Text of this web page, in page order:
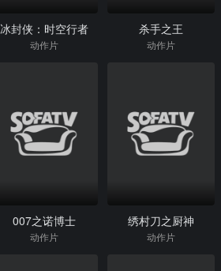
冰封侠：时空行者
动作片
杀手之王
动作片
007之诺博士
动作片
绣村刀之厨神
动作片